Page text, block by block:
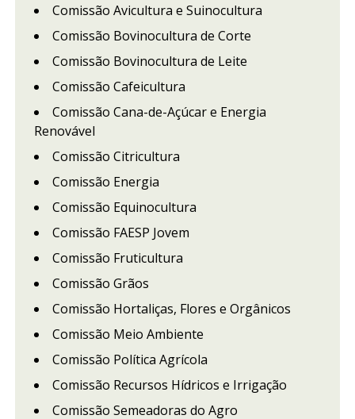
Comissão Avicultura e Suinocultura
Comissão Bovinocultura de Corte
Comissão Bovinocultura de Leite
Comissão Cafeicultura
Comissão Cana-de-Açúcar e Energia
Renovável
Comissão Citricultura
Comissão Energia
Comissão Equinocultura
Comissão FAESP Jovem
Comissão Fruticultura
Comissão Grãos
Comissão Hortaliças, Flores e Orgânicos
Comissão Meio Ambiente
Comissão Política Agrícola
Comissão Recursos Hídricos e Irrigação
Comissão Semeadoras do Agro